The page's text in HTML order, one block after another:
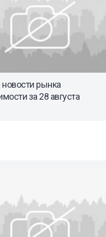
рынка
за 28 августа